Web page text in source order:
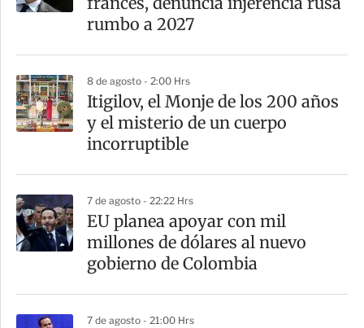
rumbo a 2027
8 de agosto - 2:00 Hrs
Itigilov, el Monje de los 200 años
y el misterio de un cuerpo
incorruptible
7 de agosto - 22:22 Hrs
EU planea apoyar con mil
millones de dólares al nuevo
gobierno de Colombia
7 de agosto - 21:00 Hrs